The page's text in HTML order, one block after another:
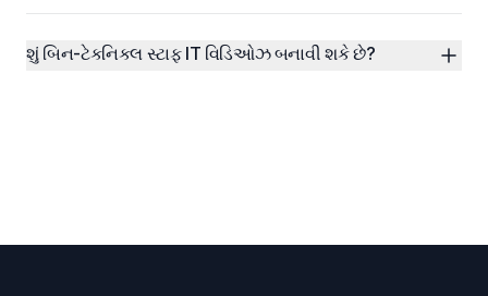
શું બિન-ટેકનિકલ સ્ટાફ IT વિડિઓઝ બનાવી શકે છે?